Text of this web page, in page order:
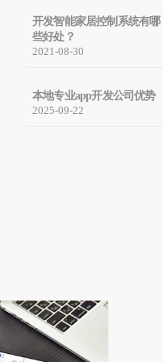
开发智能家居控制系统有哪
些好处？
2021-08-30
本地专业app开发公司优势​
2025-09-22